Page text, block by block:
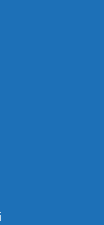
İşte Mega
ve en çok
sevilen
toptan eğitici